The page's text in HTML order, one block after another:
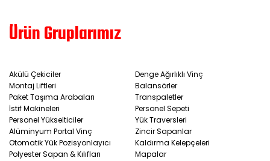
Ürün Gruplarımız
Akülü Çekiciler
Denge Ağırlıklı Vinç
Montaj Liftleri
Balansörler
Paket Taşıma Arabaları
Transpaletler
İstif Makineleri
Personel Sepeti
Personel Yükselticiler
Yük Traversleri
Alüminyum Portal Vinç
Zincir Sapanlar
Otomatik Yük Pozisyonlayıcı
Kaldırma Kelepçeleri
Polyester Sapan & Kılıfları
Mapalar